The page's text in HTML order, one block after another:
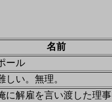
名前
ール
しい。無理。
に解雇を言い渡した理事